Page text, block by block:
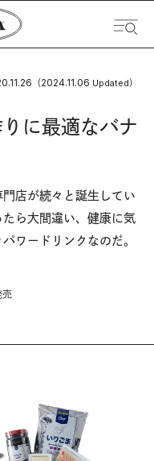
（2024.11.06 Updated）
に最適なバナ
店が続々と誕生してい
ら大間違い、健康に気
ワードリンクなのだ。
売